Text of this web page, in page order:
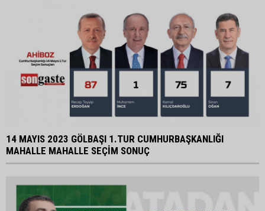
14 MAYIS 2023 GÖLBAŞI 1.TUR CUMHURBAŞKANLIĞI
MAHALLE MAHALLE SEÇİM SONUÇ